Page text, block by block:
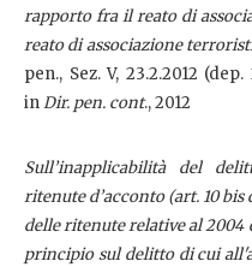
rapporto fra il reato di
reato di associazione
pen., Sez. V, 23.2.2012 (dep.
inDir. pen. cont., 2012
Sull’inapplicabilità del
ritenute d’acconto (art. 10 bis
delle ritenute relative al 2004
principio sul delitto di cui